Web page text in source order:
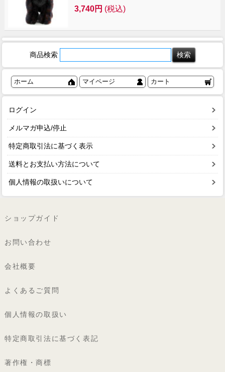
3,740円 (税込)
商品検索
ホーム マイページ カート
ログイン
メルマガ申込/停止
特定商取引法に基づく表示
送料とお支払い方法について
個人情報の取扱いについて
ショップガイド
お問い合わせ
会社概要
よくあるご質問
個人情報の取扱い
特定商取引法に基づく表記
著作権・商標